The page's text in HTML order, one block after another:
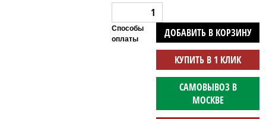
ДОБАВИТЬ В КОРЗИНУ
КУПИТЬ В 1 КЛИК
САМОВЫВОЗ В
МОСКВЕ
Способы
оплаты